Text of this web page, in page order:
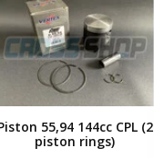
55,94 144cc CPL (2
piston rings)